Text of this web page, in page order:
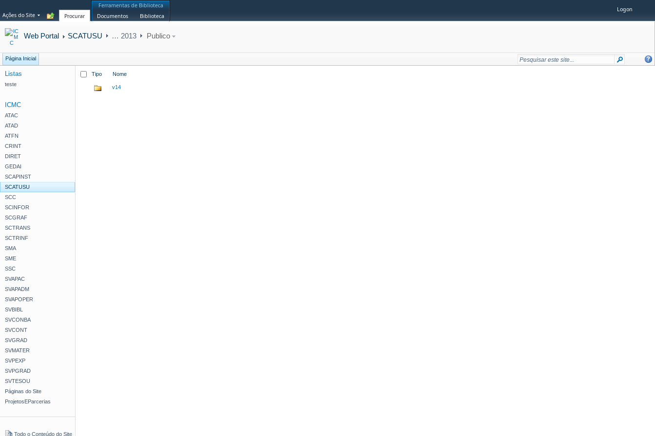
Ações do Site Procurar
Ferramentas de Biblioteca
Documentos
Biblioteca
Logon
Web Portal SCATUSU … 2013 Publico
Página Inicial
Listas
teste
ICMC
ATAC
ATAD
ATFN
CRINT
DIRET
GEDAI
SCAPINST
SCATUSU
SCC
SCINFOR
SCGRAF
SCTRANS
SCTRINF
SMA
SME
SSC
SVAPAC
SVAPADM
SVAPOPER
SVBIBL
SVCONBA
SVCONT
SVGRAD
SVMATER
SVPEXP
SVPGRAD
SVTESOU
Páginas do Site
ProjetosEParcerias
Todo o Conteúdo do Site
Tipo Nome
v14